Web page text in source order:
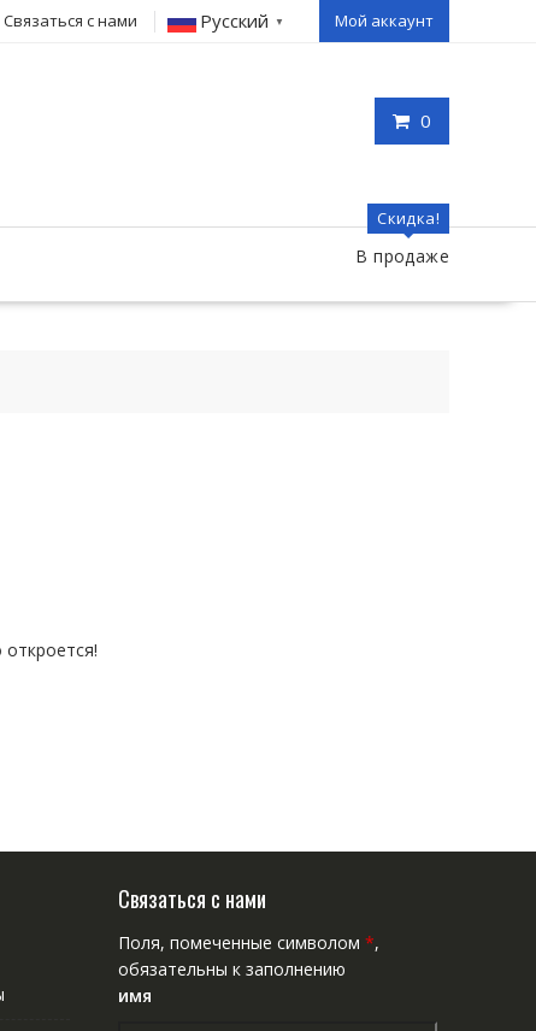
Связаться с нами Русский ▼ Мой аккаунт
0
Скидка!
В продаже
Связаться с нами
Поля, помеченные символом *,
обязательны к заполнению
имя